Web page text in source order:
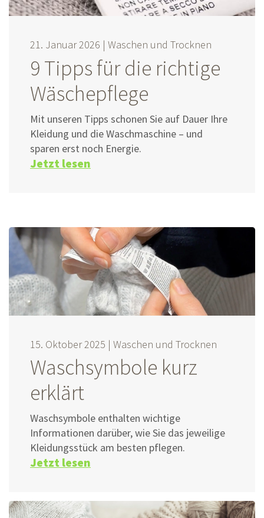
21. Januar 2026 | Waschen und Trocknen
9 Tipps für die richtige
Wäschepflege
Mit unseren Tipps schonen Sie auf Dauer Ihre
Kleidung und die Waschmaschine – und
sparen erst noch Energie.
Jetzt lesen
15. Oktober 2025 | Waschen und Trocknen
Waschsymbole kurz
erklärt
Waschsymbole enthalten wichtige
Informationen darüber, wie Sie das jeweilige
Kleidungsstück am besten pflegen.
Jetzt lesen